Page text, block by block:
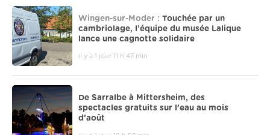
Wingen-sur-Moder : Touchée par un
cambriolage, l’équipe du musée Lalique
lance une cagnotte solidaire
il y a 1 jour 11 h 47 min
De Sarralbe à Mittersheim, des
spectacles gratuits sur l’eau au mois
d’août